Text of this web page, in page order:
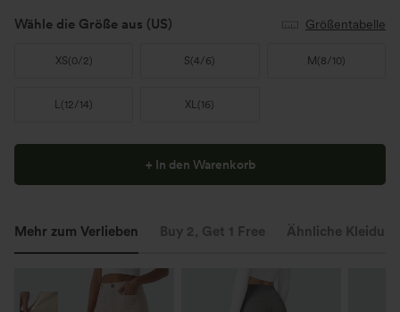
Wähle die Größe aus (US) Größentabelle
XS(0/2) S(4/6) M (8/10)
L(12/14) XL(16)
+ In den Warenkorb
Mehr zum Verlieben Buy 2, Get 1 Free Ähnliche